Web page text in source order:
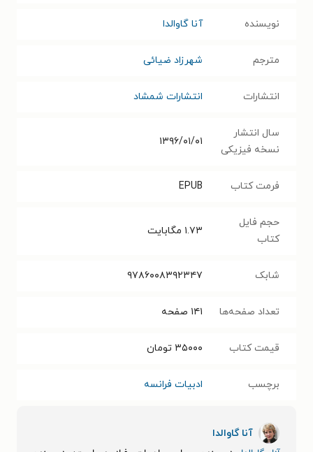
نویسنده آنا گاوالدا
مترجم شهرزاد ضیائی
انتشارات انتشارات شمشاد
سال انتشار
نسخه فیزیکی
۱۳۹۶/۰۱/۰۱
فرمت کتاب EPUB
حجم فایل
کتاب
۱.۷۳ مگابایت
شابک ۹۷۸۶۰۰۸۳۹۲۳۴۷
تعداد صفحه‌ها ۱۴۱ صفحه
قیمت کتاب ۳۵۰۰۰ تومان
برچسب ادبیات فرانسه
آنا گاوالدا